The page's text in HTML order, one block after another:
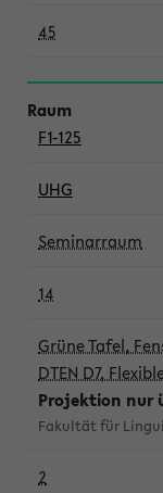
45
F1-125
UHG
Seminarraum
14
Grüne Tafel,
DTEN D7,
Projektion nur
Fakultät für
2